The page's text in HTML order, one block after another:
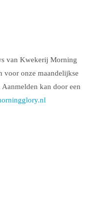
van Kwekerij Morning
voor onze maandelijkse
kan door een